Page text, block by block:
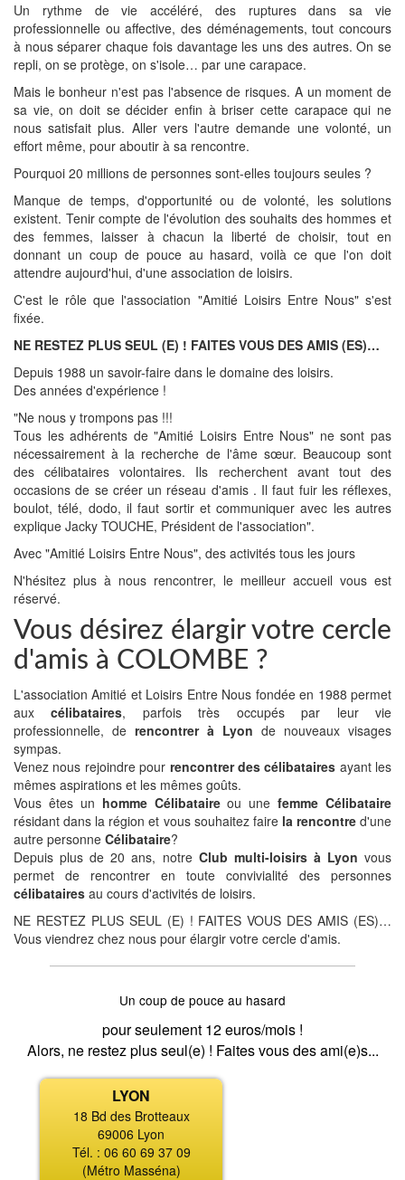
Un rythme de vie accéléré, des ruptures dans sa vie
professionnelle ou affective, des déménagements, tout concours
à nous séparer chaque fois davantage les uns des autres. On se
repli, on se protège, on s'isole… par une carapace.
Mais le bonheur n'est pas l'absence de risques. A un moment de
sa vie, on doit se décider enfin à briser cette carapace qui ne
nous satisfait plus. Aller vers l'autre demande une volonté, un
effort même, pour aboutir à sa rencontre.
Pourquoi 20 millions de personnes sont-elles toujours seules ?
Manque de temps, d'opportunité ou de volonté, les solutions
existent. Tenir compte de l'évolution des souhaits des hommes et
des femmes, laisser à chacun la liberté de choisir, tout en
donnant un coup de pouce au hasard, voilà ce que l'on doit
attendre aujourd'hui, d'une association de loisirs.
C'est le rôle que l'association "Amitié Loisirs Entre Nous" s'est
fixée.
NE RESTEZ PLUS SEUL (E) ! FAITES VOUS DES AMIS (ES)…
Depuis 1988 un savoir-faire dans le domaine des loisirs.
Des années d'expérience !
"Ne nous y trompons pas !!!
Tous les adhérents de "Amitié Loisirs Entre Nous" ne sont pas
nécessairement à la recherche de l'âme sœur. Beaucoup sont
des célibataires volontaires. Ils recherchent avant tout des
occasions de se créer un réseau d'amis . Il faut fuir les réflexes,
boulot, télé, dodo, il faut sortir et communiquer avec les autres
explique Jacky TOUCHE, Président de l'association".
Avec "Amitié Loisirs Entre Nous", des activités tous les jours
N'hésitez plus à nous rencontrer, le meilleur accueil vous est
réservé.
Vous désirez élargir votre cercle
d'amis à COLOMBE ?
L'association Amitié et Loisirs Entre Nous fondée en 1988 permet
auxcélibataires, parfois très occupés par leur vie
professionnelle, de rencontrer à Lyon de nouveaux visages
sympas.
Venez nous rejoindre pour rencontrer des célibataires ayant les
mêmes aspirations et les mêmes goûts.
Vous êtes un homme Célibataireou unefemme Célibataire
résidant dans la région et vous souhaitez faire la rencontred'une
autre personne Célibataire?
Depuis plus de 20 ans, notre Club multi-loisirs à Lyon vous
permet de rencontrer en toute convivialité des personnes
célibataires au cours d'activités de loisirs.
NE RESTEZ PLUS SEUL (E) ! FAITES VOUS DES AMIS (ES)…
Vous viendrez chez nous pour élargir votre cercle d'amis.
Un coup de pouce au hasard
pour seulement 12 euros/mois !
Alors, ne restez plus seul(e) ! Faites vous des ami(e)s...
LYON
18 Bd des Brotteaux
69006 Lyon
Tél. : 06 60 69 37 09
(Métro Masséna)